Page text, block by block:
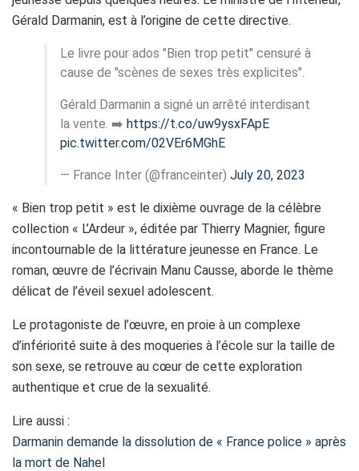
Gérald Darmanin, est à l’origine de cette directive.
Le livre pour ados "Bien trop petit" censuré à
cause de "scènes de sexes très explicites".
Gérald Darmanin a signé un arrêté interdisant
la vente. ➡️ https://t.co/uw9ysxFApE
pic.twitter.com/02VEr6MGhE
— France Inter (@franceinter) July 20, 2023
« Bien trop petit » est le dixième ouvrage de la célèbre
collection « L’Ardeur », éditée par Thierry Magnier, figure
incontournable de la littérature jeunesse en France. Le
roman, œuvre de l’écrivain Manu Causse, aborde le thème
délicat de l’éveil sexuel adolescent.
Le protagoniste de l’œuvre, en proie à un complexe
d’infériorité suite à des moqueries à l’école sur la taille de
son sexe, se retrouve au cœur de cette exploration
authentique et crue de la sexualité.
Lire aussi :
Darmanin demande la dissolution de « France police » après
la mort de Nahel